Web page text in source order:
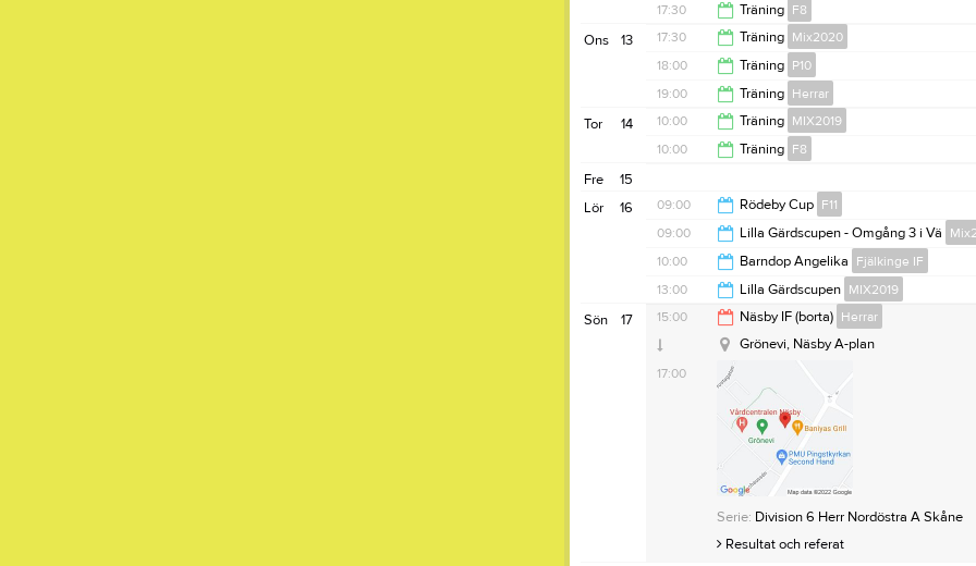
20:30
19:00
17:30 Träning F8
18:30
13
Ons 17:30 Träning Mix2020
18:45
18:00 Träning P10
19:30
19:00 Träning Herrar
20:30
14
Tor 10:00 Träning MIX2019
10:00 Träning F8
12:00
15
Fre
16
Lör 09:00 Rödeby Cup F11
18:00
09:00 Lilla Gärdscupen - Omgång 3 i Vä
13:00
10:00 Barndop Angelika Fjälkinge IF
16:00
13:00 Lilla Gärdscupen MIX2019
17:00
17
Sön 15:00 Näsby IF (borta) Herrar
17:00
Grönevi, Näsby A-plan
Serie: Division 6 Herr Nordöstra A Skåne
Resultat och referat